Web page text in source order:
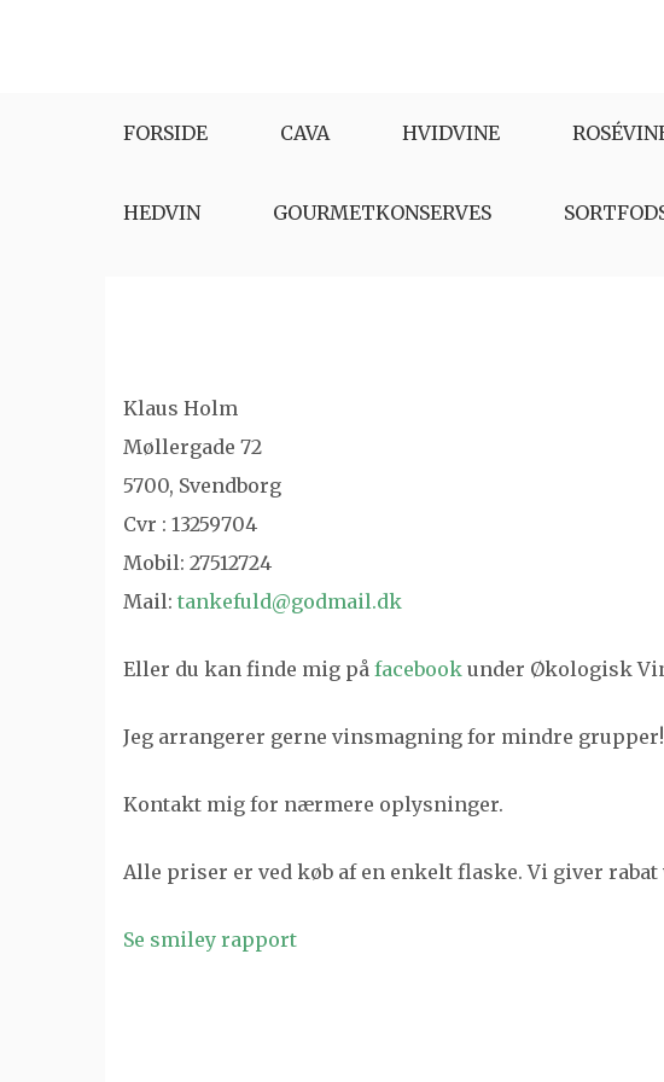
FORSIDE
CAVA HVIDVINE
HEDVIN GOURMETKONSERVES
Klaus Holm
Møllergade 72
5700, Svendborg
Cvr : 13259704
Mobil: 27512724
Mail: tankefuld@godmail.dk
Eller du kan finde mig på facebook under Økologisk
Jeg arrangerer gerne vinsmagning for mindre grupper!
Kontakt mig for nærmere oplysninger.
Alle priser er ved køb af en enkelt flaske. Vi giver
Se smiley rapport